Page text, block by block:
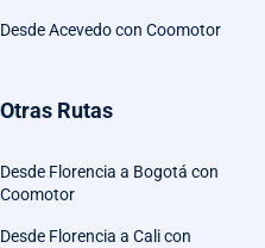
Desde Acevedo con Coomotor
Otras Rutas
Desde Florencia a Bogotá con
Coomotor
Desde Florencia a Cali con